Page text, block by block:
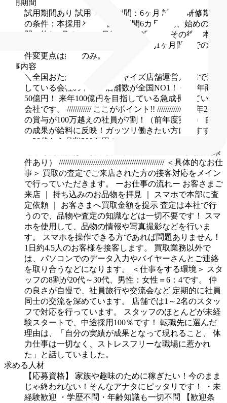
試用期間
試用期間あり 試用・研修期間：6ヶ月 試用・研修期間
の条件：本採用と同じ
試用期間6カ月の内、始めの1週
間～約1ヶ月の間のみ月給210,000円～
その後、本採
※約1ヶ月間内での条
件変更点は給与のみ。
仕事内容
＼全国おたからやフランチャイズ店舗運営／
FCで運営
している会社の中で、店舗数が全国NO1！
今季年商約
50億円！
来年100億円を目指している急成長している
会社です。
//////////// ここがポイント!! //////////////
・年2回
の賞与が100万越えの社員が7割！（前年度実績）
自分
の成果が給料に反映！ガッツリ働きたい方におすすめ
・20代から月収200万円の高収入も可能！
・入社祝い金50万円（詳細条
件あり）
//////////////////////////////////////////////////// ＜具体的なお仕
事＞ 買取の査定でご来店された方の接客対応をメイン
で行っていただきます。
ーお仕事の流れー お客さまご
来店
持ち込みのお品物を拝見
スマホで本部に査
定依頼
お客さまへ買取金額を提示 査定は本社で行
うので、品物や査定の知識などは一切不要です！
スマ
ホを使用して、品物の情報や写真撮影などを行いま
す。
スマホを操作できる方であれば問題ありません！
1日約4.5人のお客様を接客します。
買取業務以外で
は、パソコンでのデータ入力やバイヤーさんとご連絡
を取り合うなどになります。
＜仕事をする環境＞ スタ
ッフの8割が20代～30代、男性：女性＝6：4です。
仲
の良さが自慢で、社員旅行や交流会など 定期的に社員
同士の交流を深めています。
店舗では1～2名のスタッ
フで対応を行っています。
スタッフのほとんどが未経
験スタートで、中途採用100％です！
転職先に選んだ
理由は、「自分の実績が成果となって現れること、
体
力仕事は一切なく、ストレスフリーな職場に惹かれ
た」と話していました。
求める人材
【応募資格】
家族や趣味のために稼ぎたい！今のまま
じゃ終われない！そんなアナタにピッタリです！
・未
経験歓迎
・学歴不問・年齢知識も一切不問
【歓迎条